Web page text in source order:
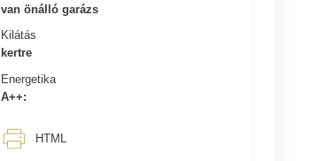
van önálló garázs
Kilátás
kertre
Energetika
A++:
HTML